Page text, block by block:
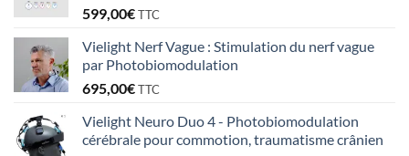
599,00€TTC
Vielight Nerf Vague : Stimulation du nerf vague
par Photobiomodulation
695,00€TTC
Vielight Neuro Duo 4 - Photobiomodulation
cérébrale pour commotion, traumatisme crânien